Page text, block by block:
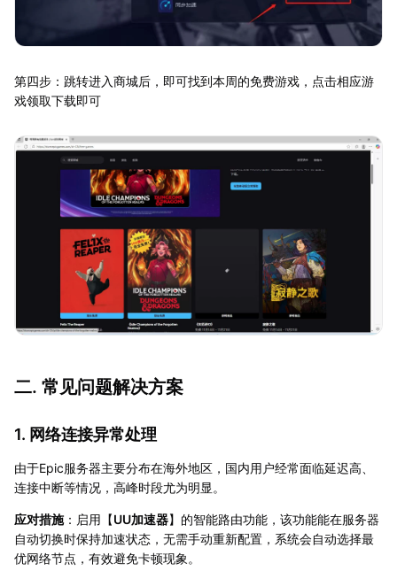
第四步：跳转进入商城后，即可找到本周的免费游戏，点击相应游
戏领取下载即可
二. 常见问题解决方案
1. 网络连接异常处理
由于Epic服务器主要分布在海外地区，国内用户经常面临延迟高、
连接中断等情况，高峰时段尤为明显。
应对措施：启用【UU加速器】的智能路由功能，该功能能在服务器
自动切换时保持加速状态，无需手动重新配置，系统会自动选择最
优网络节点，有效避免卡顿现象。